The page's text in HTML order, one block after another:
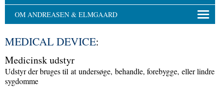
OM ANDREASEN & ELMGAARD
MEDICAL DEVICE:
Medicinsk udstyr
Udstyr der bruges til atundersøge, behandle, forebygge, eller lindre
sygdomme